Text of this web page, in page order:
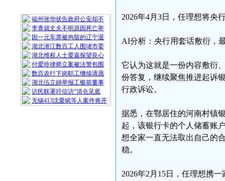
福州张华状告政府公安却不
李青就丈夫不明原因死亡举
因一元车票被拘留的辽宁退
湖北潜江数百工人围堵市委
湖北维权人士爱嘉探望良心
付爱玲律师立案被法警包围
数百农行下岗职工继续请愿
湖北伍立娟举报工银前董事
访民联署吁信访“清仓见底
无锡413沈愛斌等人案件将开
2026年4月3日，任理想将央
AI分析：央行用套话敷衍，
它认为这就是一份内容敷衍
份答复，继续聚焦推进起诉
行政诉讼。
据悉，在鄂居住的河南村镇
起，该银行卡的个人储蓄账
想全家一直无法取出自己的
稳。
2026年2月15日，任理想携